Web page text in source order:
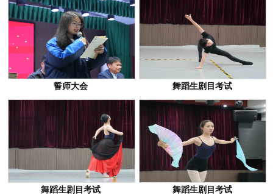
誓师大会 舞蹈生剧目考试
舞蹈生剧目考试 舞蹈生剧目考试